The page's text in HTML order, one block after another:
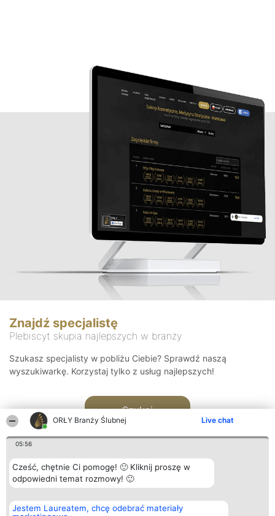
ORŁY Branży Ślubnej Live chat
05:56
Cześć, chętnie Ci pomogę! 🙂 Kliknij proszę w
odpowiedni temat rozmowy! 🙂
Jestem Laureatem, chcę odebrać materiały
Znajdź specjalistę
Plebiscyt skupia najlepszych w branży
Szukasz specjalisty w pobliżu Ciebie? Sprawdź naszą
wyszukiwarkę. Korzystaj tylko z usług najlepszych!
Szukaj
Organizator plebiscytu
Bright Side Solutions sp. z o.
Plebiscyt
Laureaci
Kontakt
Kontakt